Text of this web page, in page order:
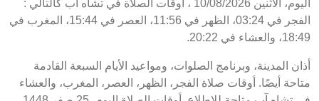
اليوم، الاثنين 10/08/2026 ، أوقات الصلاة في تشاه آب كالتالي :
الفجر في 03:24، الظهر في 11:56، العصر في 15:44، المغرب في
18:49، والعشاء في 20:22.
أذان المدينة، وبرنامج الصلوات، ومواعيد الأيام السبعة القادمة
متاحة أيضًا. أوقات صلاة الفجر، الظهر، العصر، المغرب، والعشاء